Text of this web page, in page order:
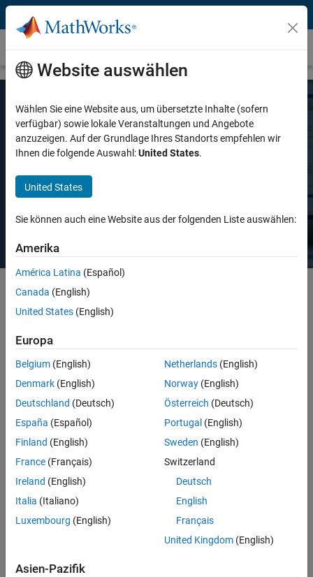
Weiter zum Inhalt
Preise und Lizenzierung
MATLAB-Preise
Gebrauch oder in der Lehre und akademischen Forschung einsetzen
möchten, es gibt eine MATLAB-Lizenz, die Ihren Anforderungen
Select license details to see the price
Intended Use
Intended Use
Standard
Startups
Academic
License Term
License Term
Annual
Perpetual
Website auswählen
Wählen Sie eine Website aus, um übersetzte Inhalte (sofern
verfügbar) sowie lokale Veranstaltungen und Angebote
anzuzeigen. Auf der Grundlage Ihres Standorts empfehlen wir
Ihnen die folgende Auswahl:United States.
United States
Sie können auch eine Website aus der folgenden Liste auswählen:
Amerika
América Latina (Español)
Canada (English)
United States (English)
Europa
Belgium (English)
Denmark (English)
Deutschland (Deutsch)
España (Español)
Finland (English)
France (Français)
Ireland (English)
Italia (Italiano)
Luxembourg (English)
Netherlands(English)
Norway(English)
Österreich (Deutsch)
Portugal (English)
Sweden (English)
Switzerland
Deutsch
English
Français
United Kingdom(English)
Asien-Pazifik